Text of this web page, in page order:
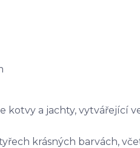
kotvy a jachty, vytvářející
krásných barvách,